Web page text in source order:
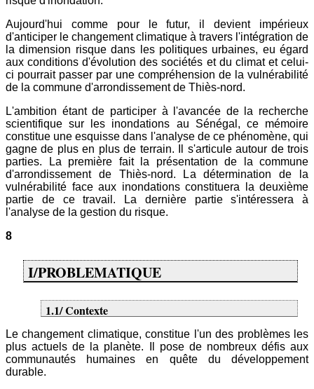
Aujourd'hui comme pour le futur, il devient impérieux
d'anticiper le changement climatique à travers l'intégration de
la dimension risque dans les politiques urbaines, eu égard
aux conditions d'évolution des sociétés et du climat et celui-
ci pourrait passer par une compréhension de la vulnérabilité
de la commune d'arrondissement de Thiès-nord.
L'ambition étant de participer à l'avancée de la recherche
scientifique sur les inondations au Sénégal, ce mémoire
constitue une esquisse dans l'analyse de ce phénomène, qui
gagne de plus en plus de terrain. Il s'articule autour de trois
parties. La première fait la présentation de la commune
d'arrondissement de Thiès-nord. La détermination de la
vulnérabilité face aux inondations constituera la deuxième
partie de ce travail. La dernière partie s'intéressera à
l'analyse de la gestion du risque.
8
I/PROBLEMATIQUE
1.1/ Contexte
Le changement climatique, constitue l'un des problèmes les
plus actuels de la planète. Il pose de nombreux défis aux
communautés humaines en quête du développement
durable.